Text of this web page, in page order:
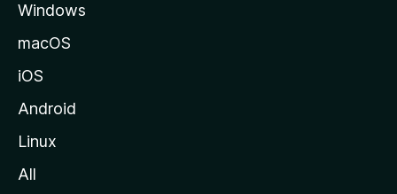
Windows
macOS
iOS
Android
Linux
All